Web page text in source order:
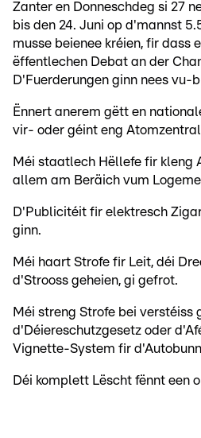
Zanter en Donneschdeg si 27
bis den 24. Juni op d'mannst
musse beienee kréien, fir dass
ëffentlechen Debat an der
D'Fuerderungen ginn nees vu-
Ënnert anerem gëtt en
vir- oder géint eng
Méi staatlech Hëllefe fir kleng
allem am Beräich vum
D'Publicitéit fir elektresch
ginn.
Méi haart Strofe fir Leit, déi
d'Strooss geheien, gi gefrot.
Méi streng Strofe bei verstéiss
d'Déiereschutzgesetz oder
Vignette-System fir
Déi komplett Lëscht fënnt een